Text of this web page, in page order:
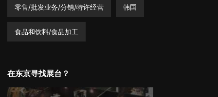
零售/批发业务/分销/特许经营 韩国
食品和饮料/食品加工
在东京寻找展台？